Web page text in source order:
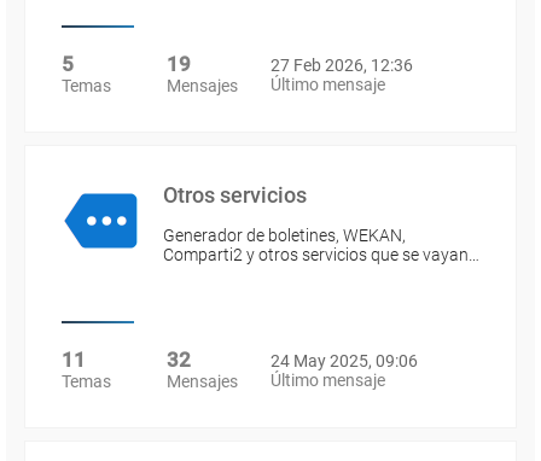
5
Temas
19
Mensajes
27 Feb 2026, 12:36
Último mensaje
Otros servicios
Generador de boletines, WEKAN,
Comparti2 y otros servicios que se vayan…
11
Temas
32
Mensajes
24 May 2025, 09:06
Último mensaje